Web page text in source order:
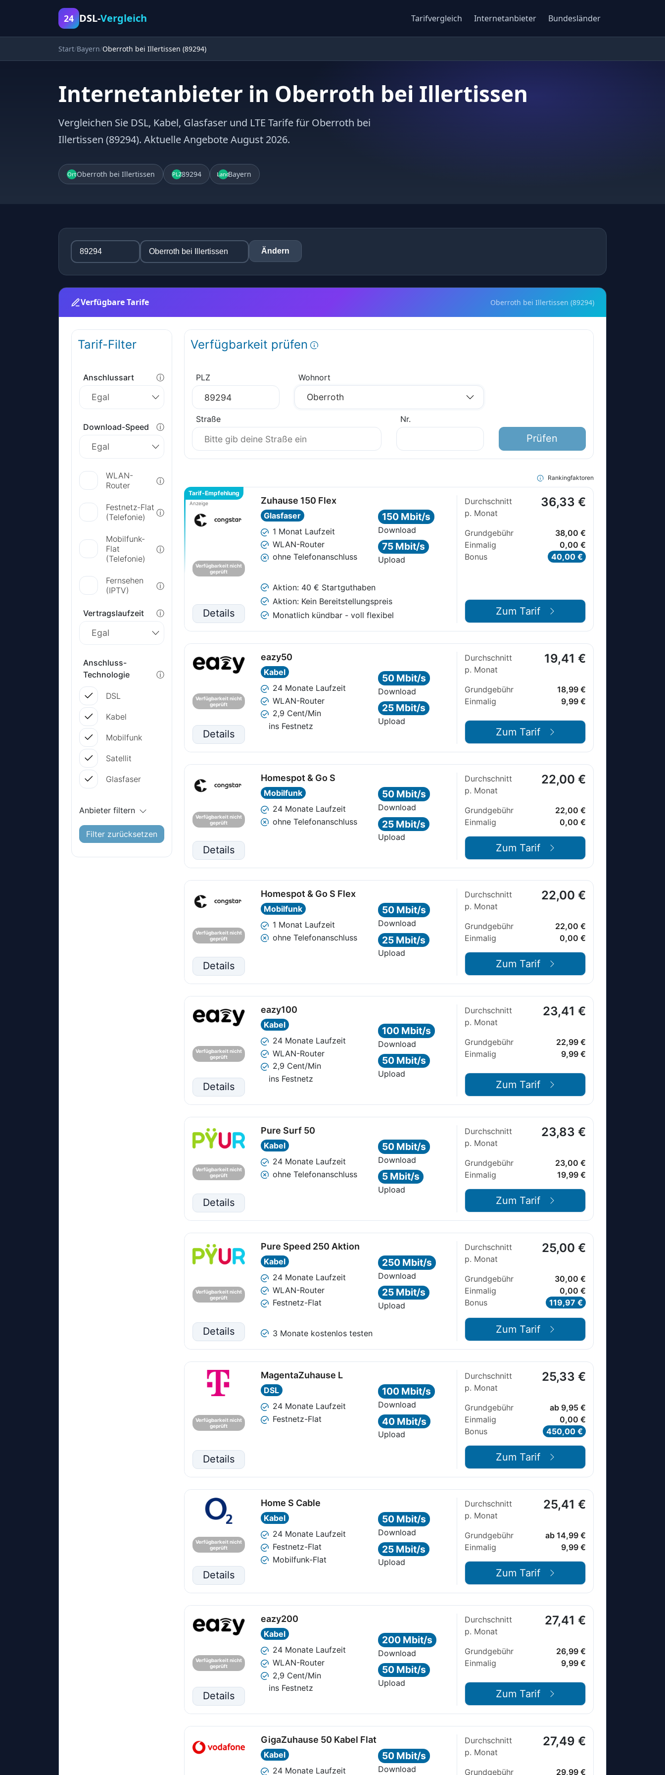
24 DSL-Vergleich Tarifvergleich Internetanbieter Bundesländer
Start Bayern Oberroth bei Illertissen (89294)
Internetanbieter in Oberroth bei Illertissen
Vergleichen Sie DSL, Kabel, Glasfaser und LTE Tarife für Oberroth bei
Illertissen (89294). Aktuelle Angebote August 2026.
OrtOberroth bei Illertissen PLZ89294 LandBayern
Ändern
Verfügbare Tarife Oberroth bei Illertissen (89294)